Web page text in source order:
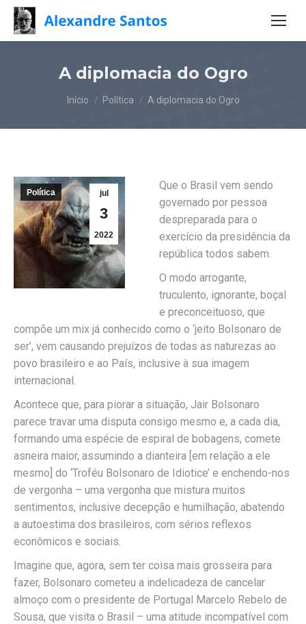
A diplomacia do Ogro
Você está aqui:
Início Política A diplomacia do Ogro
jul
3
2022
Política
Que o Brasil vem sendo
governado por pessoa
despreparada para o
exercício da presidência da
república todos sabem.
O modo arrogante,
truculento, ignorante, boçal
e preconceituoso, que
compõe um mix já conhecido como o ‘jeito Bolsonaro de
ser’, vem causando prejuízos de todas as naturezas ao
povo brasileiro e ao País, inclusive à sua imagem
internacional.
Acontece que, para piorar a situação, Jair Bolsonaro
parece travar uma disputa consigo mesmo e, a cada dia,
formando uma espécie de espiral de bobagens, comete
asneira maior, assumindo a dianteira [em relação a ele
mesmo] do ‘Troféu Bolsonaro de Idiotice’ e enchendo-nos
de vergonha – uma vergonha que mistura muitos
sentimentos, inclusive decepção e humilhação, abatendo
a autoestima dos brasileiros, com sérios reflexos
econômicos e sociais.
Imagine que, agora, sem ter coisa mais grosseira para
fazer, Bolsonaro cometeu a indelicadeza de cancelar
almoço com o presidente de Portugal Marcelo Rebelo de
Sousa, que visita o Brasil – uma atitude incompatível com